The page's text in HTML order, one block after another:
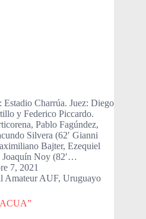
Charrúa. Juez: Diego
y Federico Piccardo.
Pablo Fagúndez,
Silvera (62′ Gianni
Bajter, Ezequiel
Joaquín Noy (82′…
7, 2021
Amateur AUF, Uruguayo